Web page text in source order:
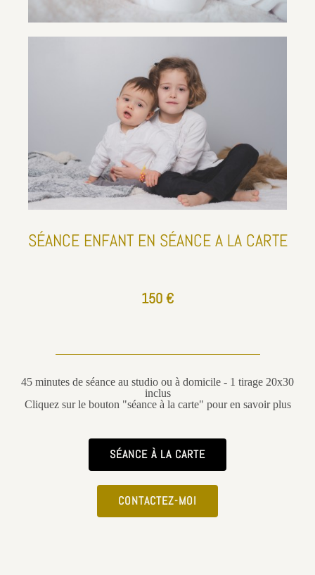
SÉANCE ENFANT EN SÉANCE A LA CARTE
150 €
45 minutes de séance au studio ou à domicile - 1 tirage 20x30
inclus
Cliquez sur le bouton "séance à la carte" pour en savoir plus
SÉANCE À LA CARTE
CONTACTEZ-MOI